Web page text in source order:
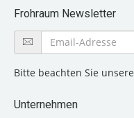
Frohraum Newsletter
Bitte beachten Sie unsere
Unternehmen